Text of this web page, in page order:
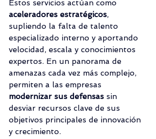
Estos servicios actúan como
aceleradores estratégicos,
supliendo la falta de talento
especializado interno y aportando
velocidad, escala y conocimientos
expertos. En un panorama de
amenazas cada vez más complejo,
permiten a las empresas
modernizar sus defensas sin
desviar recursos clave de sus
objetivos principales de innovación
y crecimiento.